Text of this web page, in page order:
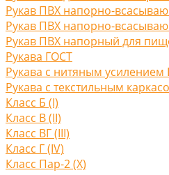
Рукав ПВХ напорно-
Рукав ПВХ напорно-
Рукав ПВХ напорный для
Рукава ГОСТ
Рукава с нитяным усилением
Рукава с текстильным
Класс Б (I)
Класс В (II)
Класс ВГ (III)
Класс Г (IV)
Класс Пар-2 (X)